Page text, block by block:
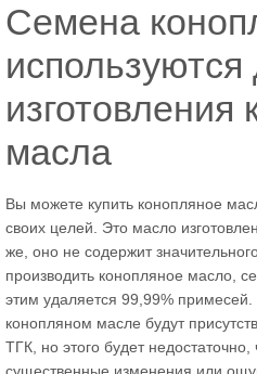
Семена
используются
изготовления
масла
Вы можете купить конопляное
своих целей. Это масло
же, оно не содержит
производить конопляное масло,
этим удаляется 99,99%
конопляном масле будут
ТГК, но этого будет